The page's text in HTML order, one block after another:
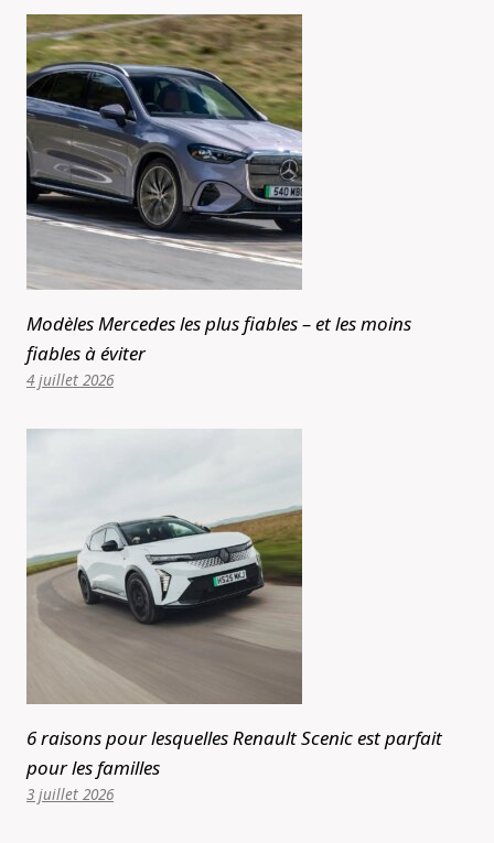
Modèles Mercedes les plus fiables – et les moins
fiables à éviter
4 juillet 2026
6 raisons pour lesquelles Renault Scenic est parfait
pour les familles
3 juillet 2026